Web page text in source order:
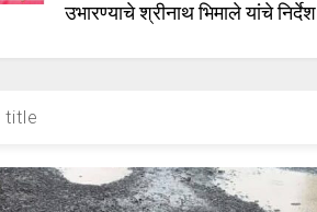
उभारण्याचे श्रीनाथ भिमाले यांचे निर्देश